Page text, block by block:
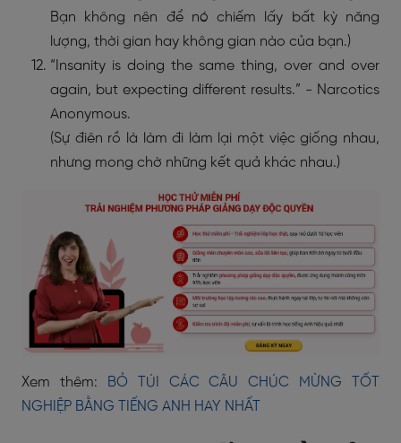
Bạn không nên để nó chiếm lấy bất kỳ năng
lượng, thời gian hay không gian nào của bạn.)
“Insanity is doing the same thing, over and over
again, but expecting different results.” - Narcotics
Anonymous.
(Sự điên rồ là làm đi làm lại một việc giống nhau,
nhưng mong chờ những kết quả khác nhau.)
Xem thêm:
BỎ TÚI CÁC CÂU CHÚC MỪNG TỐT
NGHIỆP BẰNG TIẾNG ANH HAY NHẤT